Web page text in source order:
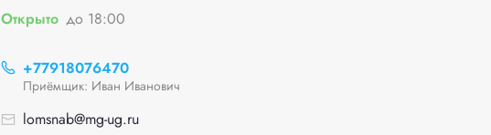
Открыто до 18:00
+77918076470
Приёмщик: Иван Иванович
lomsnab@mg-ug.ru